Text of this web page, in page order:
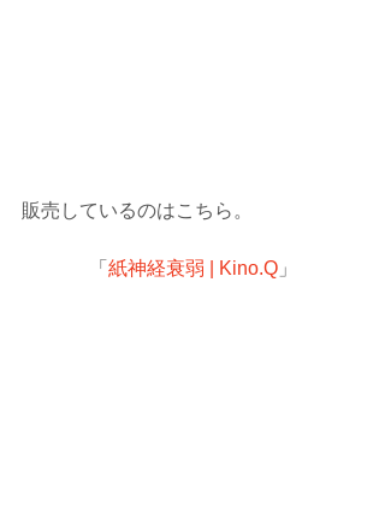
販売しているのはこちら。
「 紙神経衰弱 | Kino.Q」